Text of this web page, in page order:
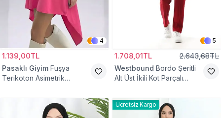
4
1.139,00TL
Pasaklı Giyim Fuşya
Terikoton Asimetrik
5
1.708,01TL 2.643,68TL
Westbound Bordo Şeritli
Alt Üst İkili Kot Parçalı
Ücretsiz Kargo